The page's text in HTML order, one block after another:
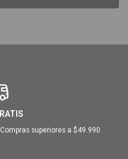
superiores a $49.990